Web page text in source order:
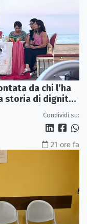
da chi l’ha
storia di dignità
Condividi su:
21 ore fa